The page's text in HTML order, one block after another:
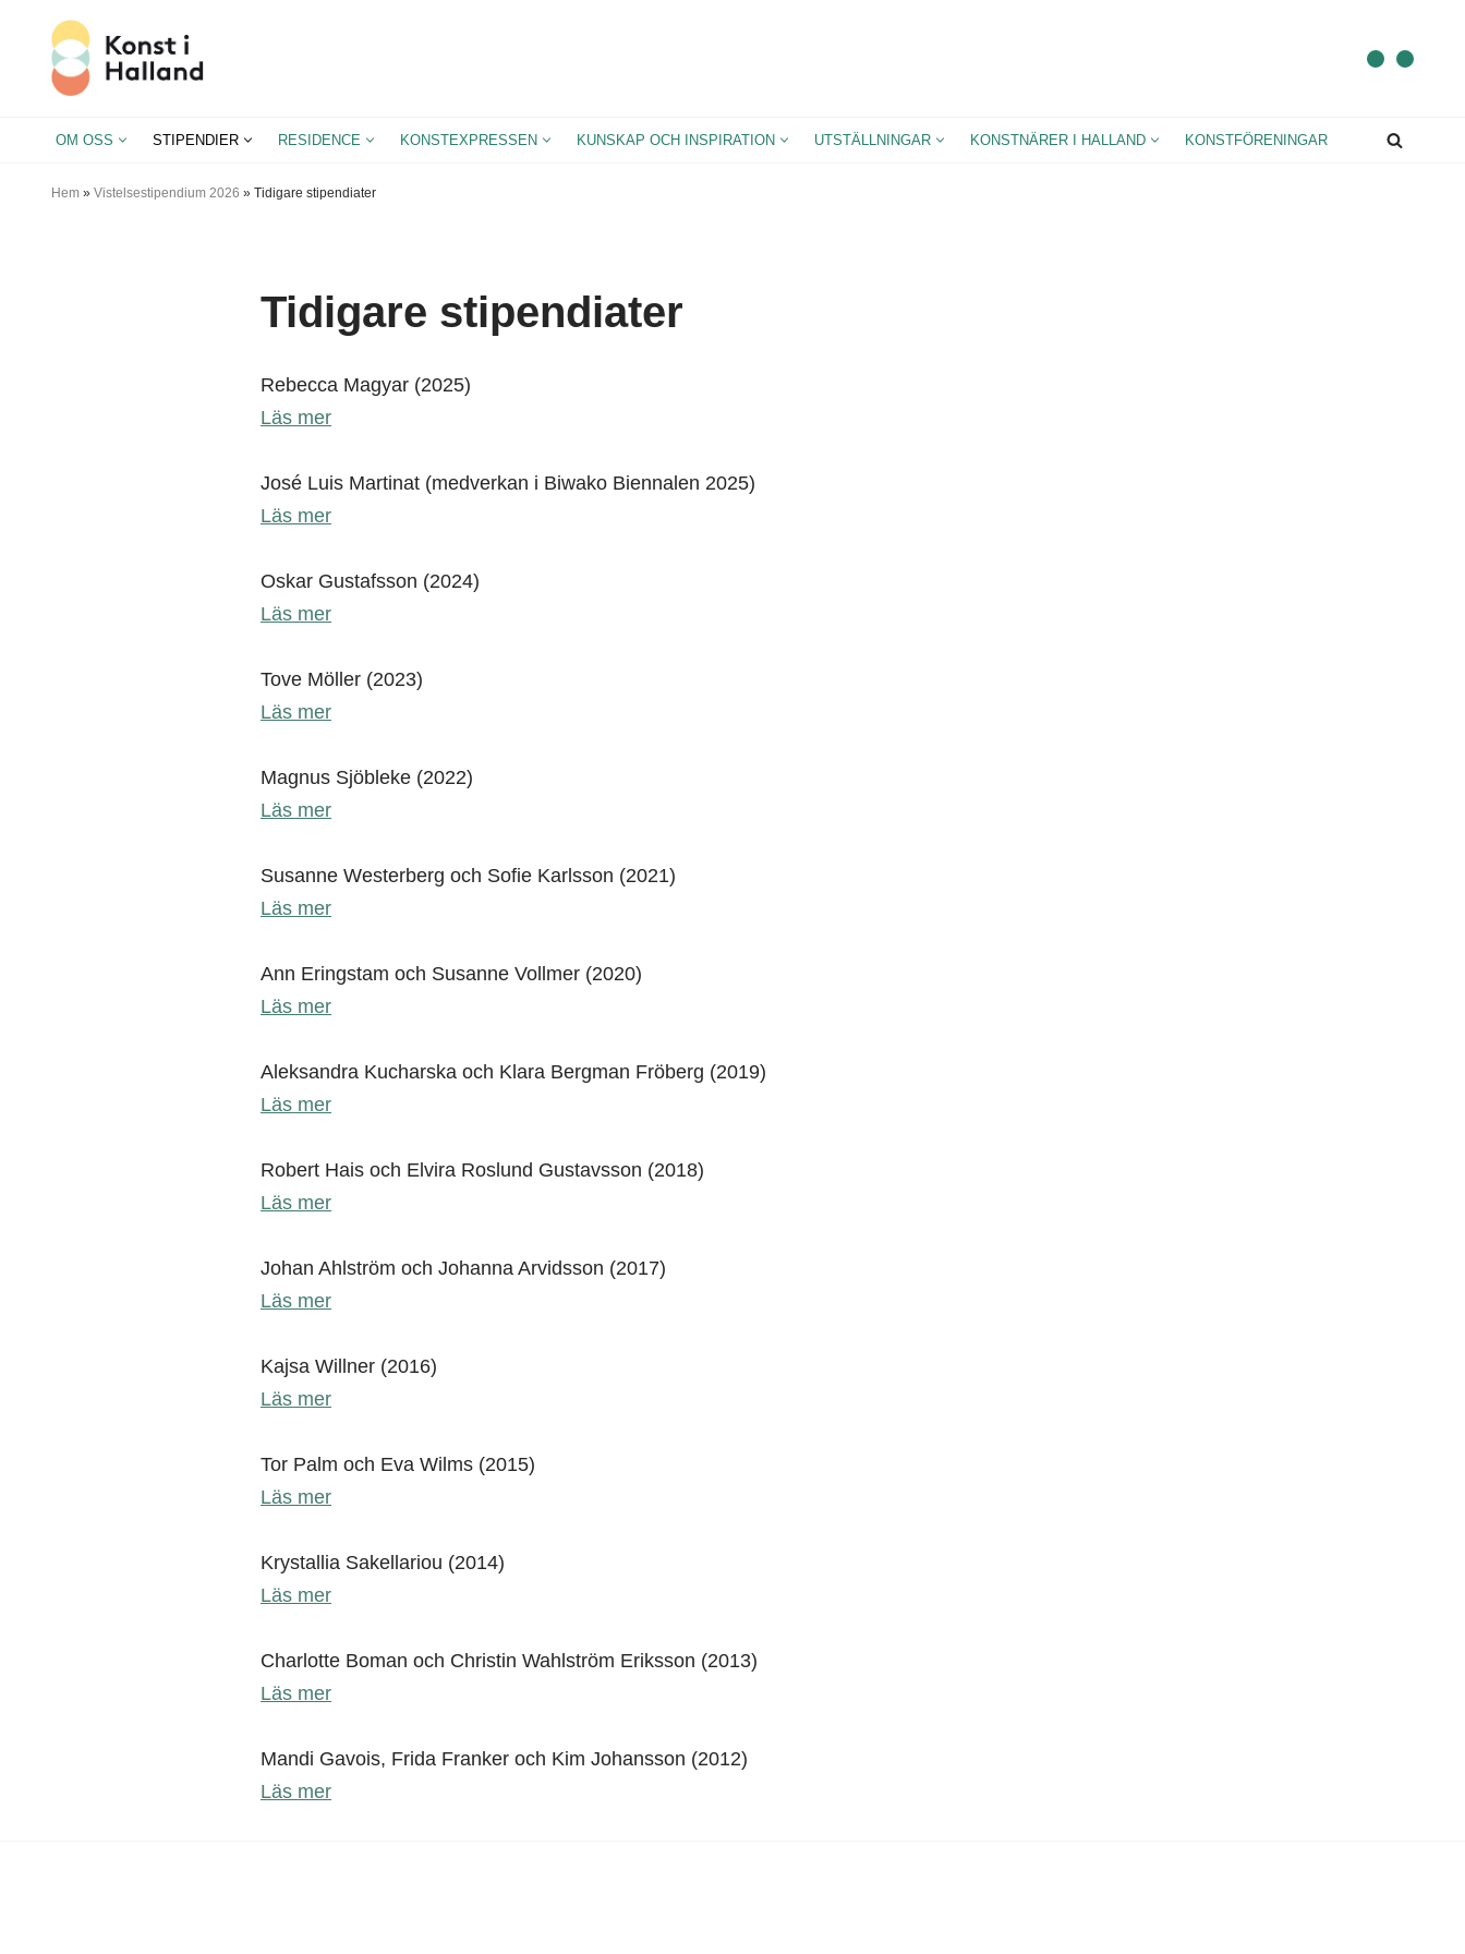
Hoppa
OM OSS STIPENDIER RESIDENCE KONSTEXPRESSEN KUNSKAP OCH INSPIRATION UTSTÄLLNINGAR KONSTNÄRER I HALLAND KONSTFÖRENINGAR
Hem » Vistelsestipendium 2026 » Tidigare stipendiater
Tidigare stipendiater
Rebecca Magyar (2025)
Läs mer
José Luis Martinat (medverkan i Biwako Biennalen 2025)
Läs mer
Oskar Gustafsson (2024)
Läs mer
Tove Möller (2023)
Läs mer
Magnus Sjöbleke (2022)
Läs mer
Susanne Westerberg och Sofie Karlsson (2021)
Läs mer
Ann Eringstam och Susanne Vollmer (2020)
Läs mer
Aleksandra Kucharska och Klara Bergman Fröberg (2019)
Läs mer
Robert Hais och Elvira Roslund Gustavsson (2018)
Läs mer
Johan Ahlström och Johanna Arvidsson (2017)
Läs mer
Kajsa Willner (2016)
Läs mer
Tor Palm och Eva Wilms (2015)
Läs mer
Krystallia Sakellariou (2014)
Läs mer
Charlotte Boman och Christin Wahlström Eriksson (2013)
Läs mer
Mandi Gavois, Frida Franker och Kim Johansson (2012)
Läs mer